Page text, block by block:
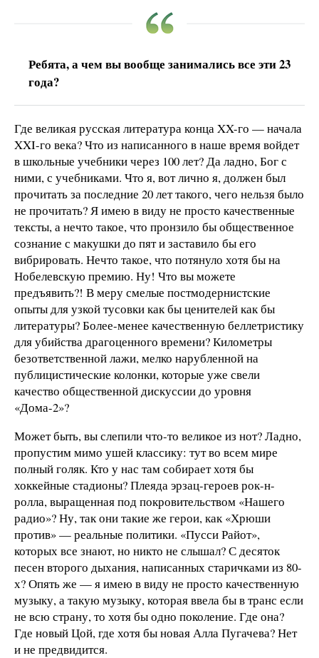
Ребята, а чем вы вообще занимались все эти 23
года?
Где великая русская литература конца XX-го — начала
XXI-го века? Что из написанного в наше время войдет
в школьные учебники через 100 лет? Да ладно, Бог с
ними, с учебниками. Что я, вот лично я, должен был
прочитать за последние 20 лет такого, чего нельзя было
не прочитать? Я имею в виду не просто качественные
тексты, а нечто такое, что пронзило бы общественное
сознание с макушки до пят и заставило бы его
вибрировать. Нечто такое, что потянуло хотя бы на
Нобелевскую премию. Ну! Что вы можете
предъявить?! В меру смелые постмодернистские
опыты для узкой тусовки как бы ценителей как бы
литературы? Более-менее качественную беллетристику
для убийства драгоценного времени? Километры
безответственной лажи, мелко нарубленной на
публицистические колонки, которые уже свели
качество общественной дискуссии до уровня
«Дома-2»?
Может быть, вы слепили что-то великое из нот? Ладно,
пропустим мимо ушей классику: тут во всем мире
полный голяк. Кто у нас там собирает хотя бы
хоккейные стадионы? Плеяда эрзац-героев рок-н-
ролла, выращенная под покровительством «Нашего
радио»? Ну, так они такие же герои, как «Хрюши
против» — реальные политики. «Пусси Райот»,
которых все знают, но никто не слышал? С десяток
песен второго дыхания, написанных старичками из 80-
х? Опять же — я имею в виду не просто качественную
музыку, а такую музыку, которая ввела бы в транс если
не всю страну, то хотя бы одно поколение. Где она?
Где новый Цой, где хотя бы новая Алла Пугачева? Нет
и не предвидится.